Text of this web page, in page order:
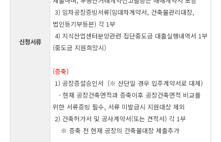
신청서류
3) 임차공장증빙서류(임대차계약서, 건축물관리대장,
법인등기부등본) 각 1부
4) 지식산업센터분양관련 집단중도금 대출실행내역서 1부
(중도금 지원희망시)
(증축)
1)공장증설승인서 (※산단일 경우 입주계약서로 대체)
- 현재 공장건축면적과 증축이후 공장건축면적 비교를
위한 서류증빙 필수, 서류 미발급시 지원대상 제외
2) 건축허가서 및 공사계약서(또는 견적서) 각 1부
※ 증축 전 현재 공장의 건축물대장 제출추가